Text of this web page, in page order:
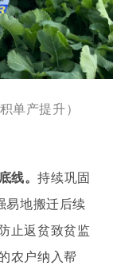
单产提升）
线。持续巩固
易地搬迁后续
止返贫致贫监
农户纳入帮